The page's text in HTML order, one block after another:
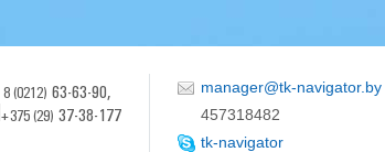
manager@tk-navigator.by
457318482
tk-navigator
8 (0212) 63-63-90,
+375 (29) 37-38-177